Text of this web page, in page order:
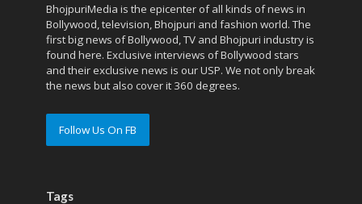
BhojpuriMedia is the epicenter of all kinds of news in
Bollywood, television, Bhojpuri and fashion world. The
first big news of Bollywood, TV and Bhojpuri industry is
found here. Exclusive interviews of Bollywood stars
and their exclusive news is our USP. We not only break
the news but also cover it 360 degrees.
Follow Us On FB
Tags